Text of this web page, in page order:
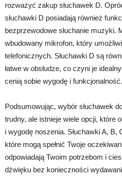
rozważyć zakup słuchawek D.
słuchawki D posiadają również
bezprzewodowe słuchanie muzyki.
wbudowany mikrofon, który
telefonicznych. Słuchawki D są
łatwe w obsłudze, co czyni je
cenią sobie wygodę i funkcjonalność.
Podsumowując, wybór słuchawek
trudny, ale istnieje wiele opcji, które
i wygodę noszenia. Słuchawki A,
które mogą spełnić Twoje
odpowiadają Twoim potrzebom i
dźwięku bez konieczności